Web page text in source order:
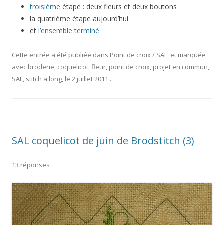
troisième étape : deux fleurs et deux boutons
la quatrième étape aujourd’hui
et l’ensemble terminé
Cette entrée a été publiée dans Point de croix / SAL, et marquée
avec broderie, coquelicot,fleur, point de croix, projet en commun,
SAL, stitch a long, le 2 juillet 2011 .
SAL coquelicot de juin de Brodstitch (3)
13 réponses